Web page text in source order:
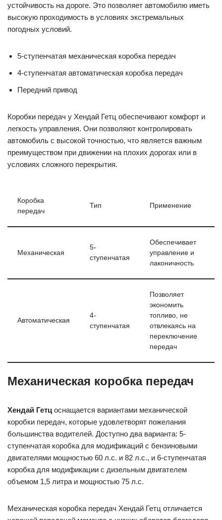
устойчивость на дороге. Это позволяет автомобилю иметь
высокую проходимость в условиях экстремальных
погодных условий.
5-ступенчатая механическая коробка передач
4-ступенчатая автоматическая коробка передач
Передний привод
Коробки передач у Хендай Гетц обеспечивают комфорт и
легкость управления. Они позволяют контролировать
автомобиль с высокой точностью, что является важным
преимуществом при движении на плохих дорогах или в
условиях сложного перекрытия.
Коробка
передач
Тип Применение
Механическая
5-
ступенчатая
Обеспечивает
управление и
лаконичность
Автоматическая
4-
ступенчатая
Позволяет
экономить
топливо, не
отвлекаясь на
переключение
передач
Механическая коробка передач
Хендай Гетц оснащается вариантами механической
коробки передач, которые удовлетворят пожелания
большинства водителей. Доступно два варианта: 5-
ступенчатая коробка для модификаций с бензиновыми
двигателями мощностью 60 л.с. и 82 л.с., и 6-ступенчатая
коробка для модификации с дизельным двигателем
объемом 1,5 литра и мощностью 75 л.с.
Механическая коробка передач Хендай Гетц отличается